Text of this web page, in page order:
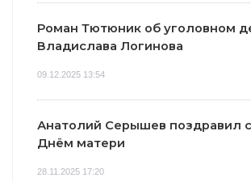
Роман Тютюник об уголовном
Владислава Логинова
09.12.2025 13:54
Анатолий Серышев поздравил
Днём матери
28.11.2025 17:20